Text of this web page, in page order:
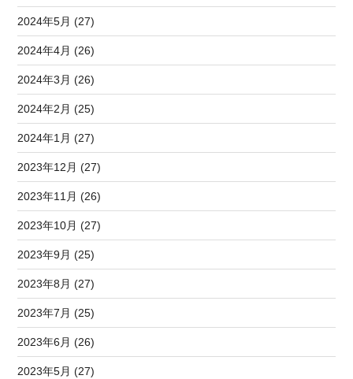
2024年5月 (27)
2024年4月 (26)
2024年3月 (26)
2024年2月 (25)
2024年1月 (27)
2023年12月 (27)
2023年11月 (26)
2023年10月 (27)
2023年9月 (25)
2023年8月 (27)
2023年7月 (25)
2023年6月 (26)
2023年5月 (27)